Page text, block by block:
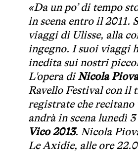
«Da un po’ di tempo
in scena entro il
viaggi di Ulisse, alla
ingegno. I suoi viaggi
inedita sui nostri
L'opera diNicola
Ravello Festival con il
registrate che recitano
andrà in scena lunedì
Vico 2013. Nicola
Le Axidie, alle ore